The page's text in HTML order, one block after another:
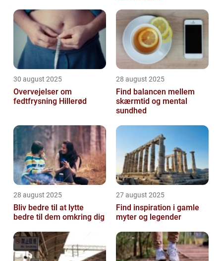
30 august 2025
Overvejelser om
fedtfrysning Hillerød
28 august 2025
Find balancen mellem
skærmtid og mental
sundhed
28 august 2025
Bliv bedre til at lytte
bedre til dem omkring dig
27 august 2025
Find inspiration i gamle
myter og legender